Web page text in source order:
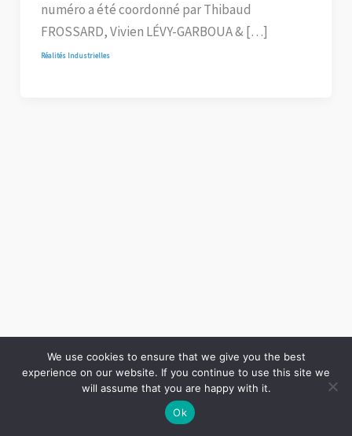
numéro a été coordonné par Thibaud
FROSSARD, Vivien LÉVY-GARBOUA & […]
Réalités Industrielles
Copyright © 2026 LES ANNALES DES MINES | Powered by Thème WordPress Astra
We use cookies to ensure that we give you the best
experience on our website. If you continue to use this site we
will assume that you are happy with it.
Ok